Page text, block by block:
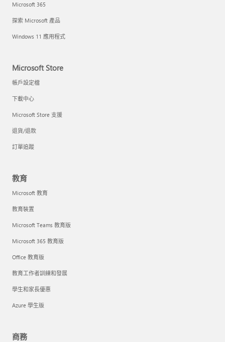
Microsoft 365
探索 Microsoft 產品
Windows 11 應用程式
Microsoft Store
帳戶設定檔
下載中心
Microsoft Store 支援
退貨/退款
訂單追蹤
教育
Microsoft 教育
教育裝置
Microsoft Teams 教育版
Microsoft 365 教育版
Office 教育版
教育工作者訓練和發展
學生和家長優惠
Azure 學生版
商務